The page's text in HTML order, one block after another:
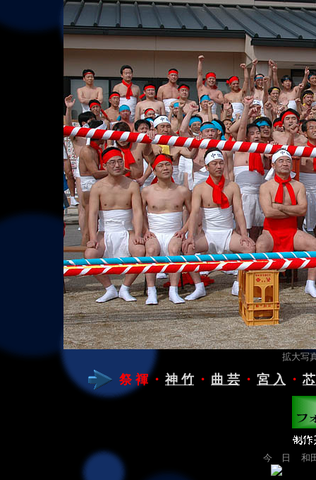
拡大写
祭 褌・ 神 竹 ・ 曲 芸 ・ 宮 入 ・
今 日 和